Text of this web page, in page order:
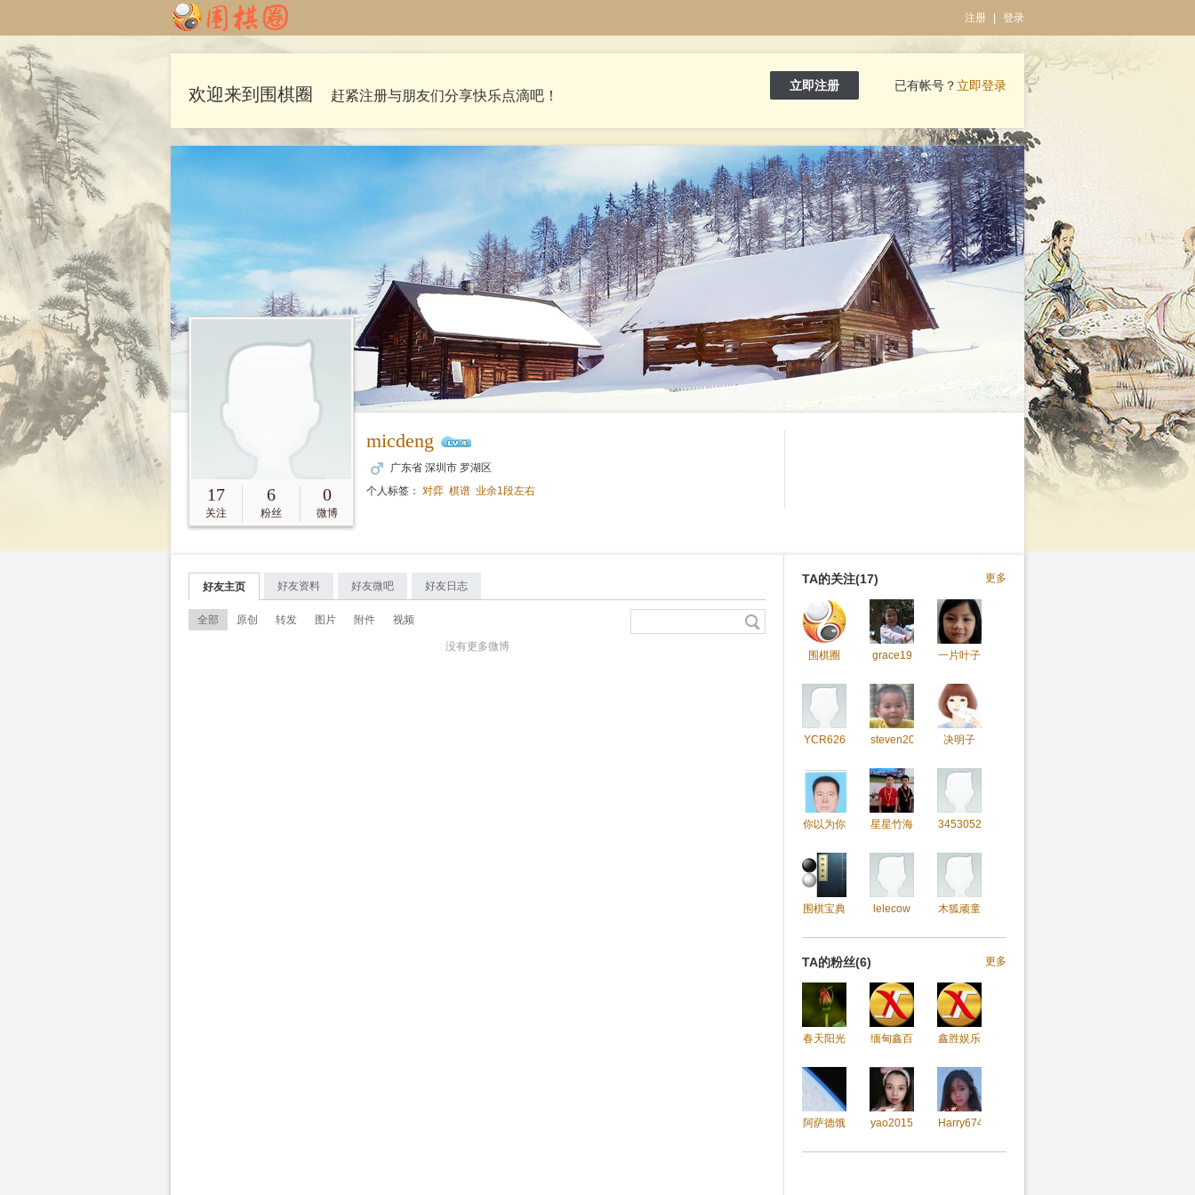
注册 登录
立即注册 已有帐号？ 立即登录
欢迎来到围棋圈 赶紧注册与朋友们分享快乐点滴吧！
17
关注
6
粉丝
0
微博
micdeng
广东省 深圳市 罗湖区
个人标签： 对弈 棋谱 业余1段左右
更多
TA的关注(17)
围棋圈 grace19 一片叶子
YCR626 steven20 决明子
你以为你 星星竹海 34530527
围棋宝典 lelecow 木狐顽童
更多
TA的粉丝(6)
春天阳光 缅甸鑫百 鑫胜娱乐
阿萨德饿 yao2015 Harry674
好友主页 好友资料 好友微吧 好友日志
全部 原创 转发 图片 附件 视频
没有更多微博